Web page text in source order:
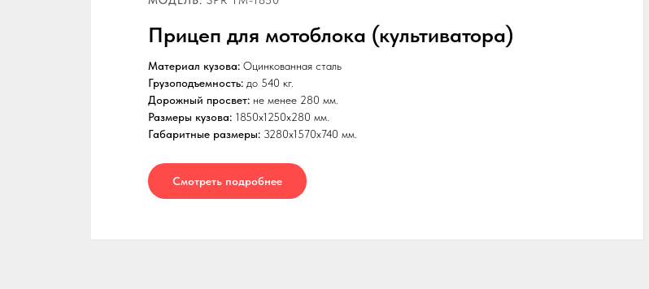
Прицеп для мотоблока (культиватора)
Материал кузова: Оцинкованная сталь
Грузоподъемность: до 540 кг.
Дорожный просвет: не менее 280 мм.
Размеры кузова: 1850x1250x280 мм.
Габаритные размеры: 3280x1570x740 мм.
Смотреть подробнее